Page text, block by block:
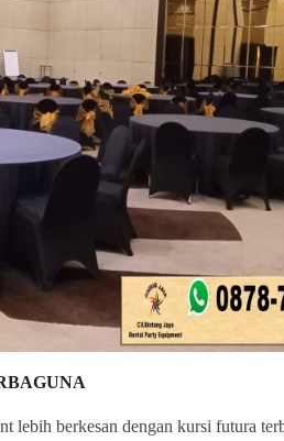
lebih berkesan dengan kursi futura